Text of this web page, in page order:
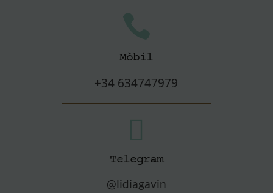

Mòbil
+34 634747979

Telegram
@lidiagavin